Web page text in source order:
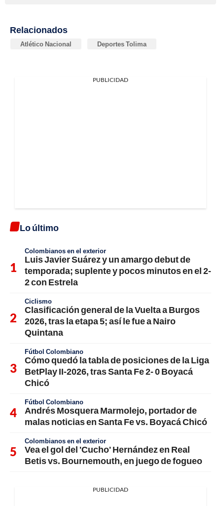
Relacionados
Atlético Nacional Deportes Tolima
PUBLICIDAD
Lo último
Colombianos en el exterior
Luis Javier Suárez y un amargo debut de
temporada; suplente y pocos minutos en el 2-
2 con Estrela
Ciclismo
Clasificación general de la Vuelta a Burgos
2026, tras la etapa 5; así le fue a Nairo
Quintana
Fútbol Colombiano
Cómo quedó la tabla de posiciones de la Liga
BetPlay II-2026, tras Santa Fe 2- 0 Boyacá
Chicó
Fútbol Colombiano
Andrés Mosquera Marmolejo, portador de
malas noticias en Santa Fe vs. Boyacá Chicó
Colombianos en el exterior
Vea el gol del 'Cucho' Hernández en Real
Betis vs. Bournemouth, en juego de fogueo
PUBLICIDAD